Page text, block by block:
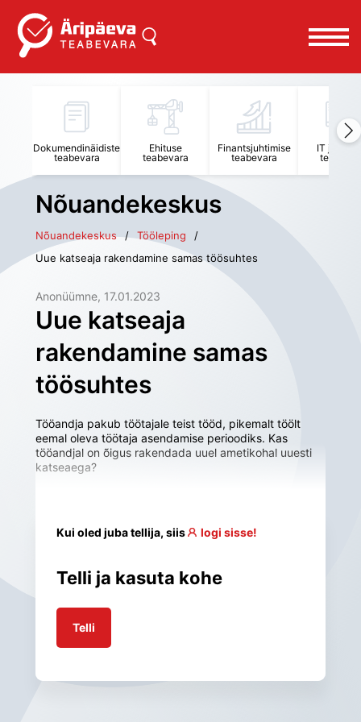
Dokumendinäidiste
teabevara
Ehituse
teabevara
Finantsjuhtimise
teabevara
IT
Nõuandekeskus
Nõuandekeskus
Tööleping
Uue katseaja rakendamine samas töösuhtes
Anonüümne, 17.01.2023
Uue katseaja
rakendamine samas
töösuhtes
Tööandja pakub töötajale teist tööd, pikemalt töölt
eemal oleva töötaja asendamise perioodiks. Kas
tööandjal on õigus rakendada uuel ametikohal uuesti
katseaega?
Kui oled juba tellija, siis logi sisse!
Telli ja kasuta kohe
Telli